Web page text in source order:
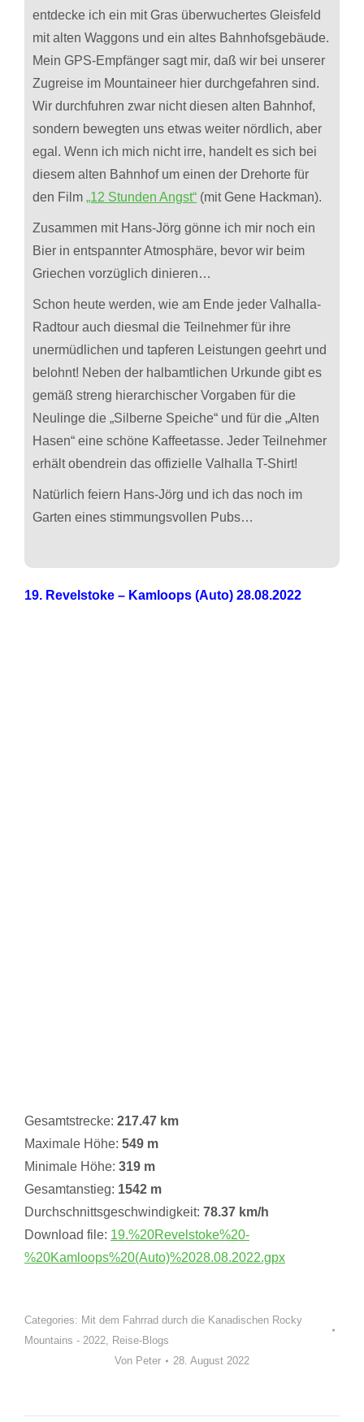
entdecke ich ein mit Gras überwuchertes Gleisfeld
mit alten Waggons und ein altes Bahnhofsgebäude.
Mein GPS-Empfänger sagt mir, daß wir bei unserer
Zugreise im Mountaineer hier durchgefahren sind.
Wir durchfuhren zwar nicht diesen alten Bahnhof,
sondern bewegten uns etwas weiter nördlich, aber
egal. Wenn ich mich nicht irre, handelt es sich bei
diesem alten Bahnhof um einen der Drehorte für
den Film „12 Stunden Angst“ (mit Gene Hackman).
Zusammen mit Hans-Jörg gönne ich mir noch ein
Bier in entspannter Atmosphäre, bevor wir beim
Griechen vorzüglich dinieren…
Schon heute werden, wie am Ende jeder Valhalla-
Radtour auch diesmal die Teilnehmer für ihre
unermüdlichen und tapferen Leistungen geehrt und
belohnt! Neben der halbamtlichen Urkunde gibt es
gemäß streng hierarchischer Vorgaben für die
Neulinge die „Silberne Speiche“ und für die „Alten
Hasen“ eine schöne Kaffeetasse. Jeder Teilnehmer
erhält obendrein das offizielle Valhalla T-Shirt!
Natürlich feiern Hans-Jörg und ich das noch im
Garten eines stimmungsvollen Pubs…
19. Revelstoke – Kamloops (Auto) 28.08.2022
Gesamtstrecke: 217.47 km
Maximale Höhe: 549 m
Minimale Höhe: 319 m
Gesamtanstieg: 1542 m
Durchschnittsgeschwindigkeit: 78.37 km/h
Download file: 19.%20Revelstoke%20-
%20Kamloops%20(Auto)%2028.08.2022.gpx
Categories: Mit dem Fahrrad durch die Kanadischen Rocky
Mountains - 2022, Reise-Blogs
Von Peter 28. August 2022